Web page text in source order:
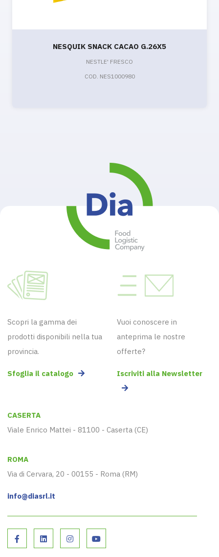
NESQUIK SNACK CACAO G.26X5
NESTLE' FRESCO
COD. NES1000980
Scopri la gamma dei
prodotti disponibili nella tua
provincia.
Sfoglia il catalogo
Vuoi conoscere in
anteprima le nostre
offerte?
Iscriviti alla Newsletter
CASERTA
Viale Enrico Mattei - 81100 - Caserta (CE)
ROMA
Via di Cervara, 20 - 00155 - Roma (RM)
info@diasrl.it